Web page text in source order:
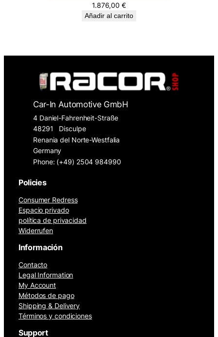
1.876,00€
Añadir al carrito
Car-In Automotive GmbH
4 Daniel-Fahrenheit-Straße
48291
Disculpe
Renania del Norte-Westfalia
Germany
Phone: (+49) 2504 984990
Policies
Consumer Redress
Espacio privado
política de privacidad
Widerrufen
Información
Contacto
Legal Information
My Account
Métodos de pago
Shipping & Delivery
Términos y condiciones
Support